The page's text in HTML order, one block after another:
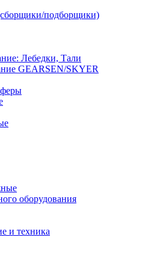
подборщики)
Лебедки, Тали
GEARSEN/SKYER
оборудования
и техника